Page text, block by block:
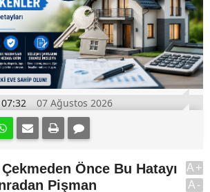
07:32 07 Ağustos 2026
Önce Bu Hatayı
Pişman
A+
A-